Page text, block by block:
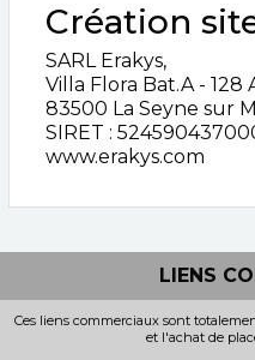
Création
SARL Erakys,
Villa Flora Bat.A -
83500 La Seyne sur
SIRET :
www.erakys.com
LIENS
Ces liens commerciaux sont
et l'achat de